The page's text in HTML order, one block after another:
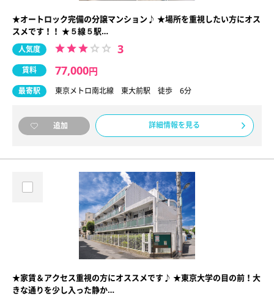
★オートロック完備の分譲マンション♪ ★場所を重視したい方にオス
スメです！！ ★５線５駅…
人気度 3
賃料 77,000円
最寄駅 東京メトロ南北線 東大前駅 徒歩 6分
追加 詳細情報を見る
★家賃＆アクセス重視の方にオススメです♪ ★東京大学の目の前！大
きな通りを少し入った静か…